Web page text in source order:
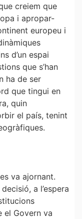
creiem que
i apropar-
europeu i
d’un espai
que s’han
ha de ser
que tingui en
quin
el país, tenint
va ajornant.
a l’espera
el Govern va